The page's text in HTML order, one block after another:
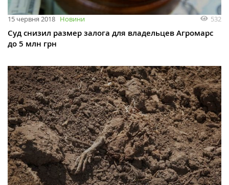
15 червня 2018 Новини 532
Суд снизил размер залога для владельцев Агромарс
до 5 млн грн